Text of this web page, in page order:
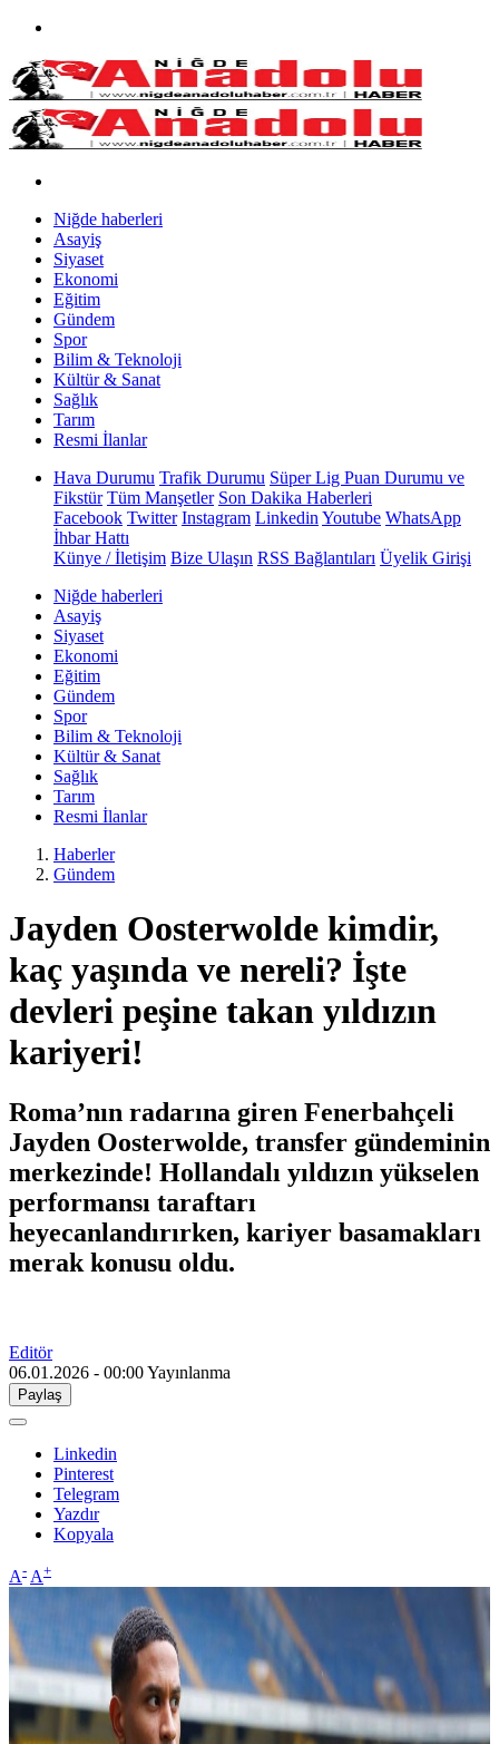
Niğde haberleri
Asayiş
Siyaset
Ekonomi
Eğitim
Gündem
Spor
Bilim & Teknoloji
Kültür & Sanat
Sağlık
Tarım
Resmi İlanlar
Hava Durumu Trafik Durumu Süper Lig Puan Durumu ve
Fikstür Tüm Manşetler Son Dakika Haberleri
Facebook Twitter Instagram Linkedin Youtube WhatsApp
İhbar Hattı
Künye / İletişim Bize Ulaşın RSS Bağlantıları Üyelik Girişi
Niğde haberleri
Asayiş
Siyaset
Ekonomi
Eğitim
Gündem
Spor
Bilim & Teknoloji
Kültür & Sanat
Sağlık
Tarım
Resmi İlanlar
Haberler
Gündem
Jayden Oosterwolde kimdir,
kaç yaşında ve nereli? İşte
devleri peşine takan yıldızın
kariyeri!
Roma’nın radarına giren Fenerbahçeli
Jayden Oosterwolde, transfer gündeminin
merkezinde! Hollandalı yıldızın yükselen
performansı taraftarı
heyecanlandırırken, kariyer basamakları
merak konusu oldu.
Editör
06.01.2026 - 00:00Yayınlanma
Paylaş
Linkedin
Pinterest
Telegram
Yazdır
Kopyala
A- A+